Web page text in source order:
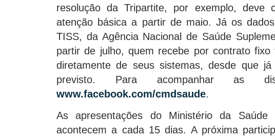
resolução da Tripartite, por exemplo,
atenção básica a partir de maio. Já os
TISS, da Agência Nacional de Saúde
partir de julho, quem recebe por contrato
diretamente de seus sistemas, desde que
previsto. Para acompanhar as
www.facebook.com/cmdsaude.
As apresentações do Ministério da Saúde
acontecem a cada 15 dias. A próxima